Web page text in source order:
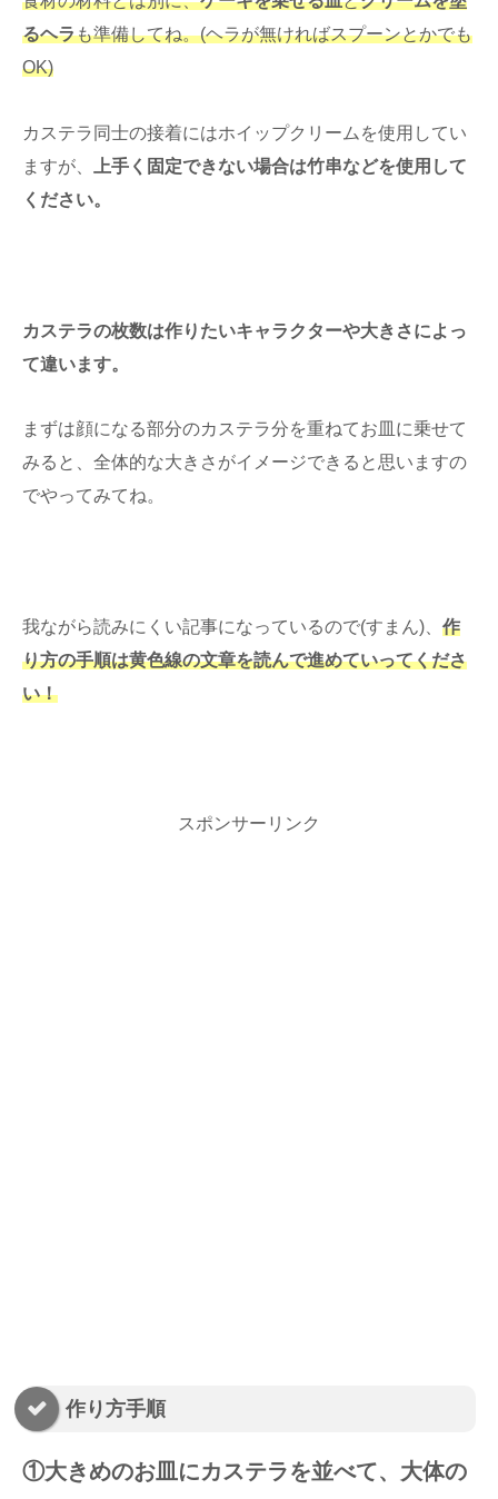
るヘラも準備してね。(ヘラが無ければスプーンとかでも
OK)
カステラ同士の接着にはホイップクリームを使用してい
ますが、
上手く固定できない場合は竹串などを使用して
ください。
カステラの枚数は作りたいキャラクターや大きさによっ
て違います。
まずは顔になる部分のカステラ分を重ねてお皿に乗せて
みると、全体的な大きさがイメージできると思いますの
でやってみてね。
我ながら読みにくい記事になっているので(すまん)、 作
り方の手順は黄色線の文章を読んで進めていってくださ
い！
スポンサーリンク
作り方手順
①大きめのお皿にカステラを並べて、大体の